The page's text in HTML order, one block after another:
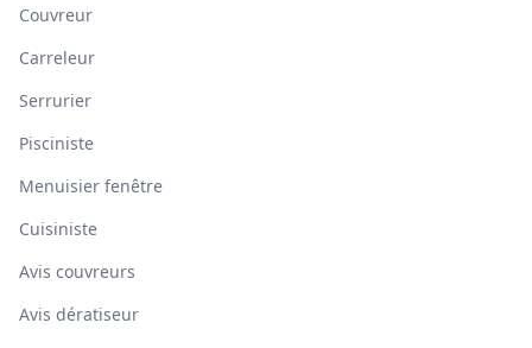
Couvreur
Carreleur
Serrurier
Pisciniste
Menuisier fenêtre
Cuisiniste
Avis couvreurs
Avis dératiseur